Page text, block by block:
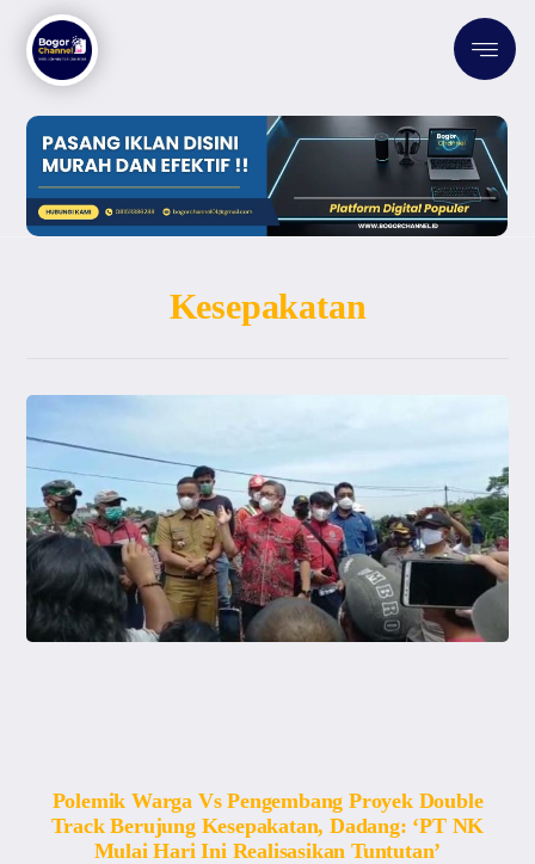
Kesepakatan
Polemik Warga Vs Pengembang Proyek Double
Track Berujung Kesepakatan, Dadang: ‘PT NK
Mulai Hari Ini Realisasikan Tuntutan’